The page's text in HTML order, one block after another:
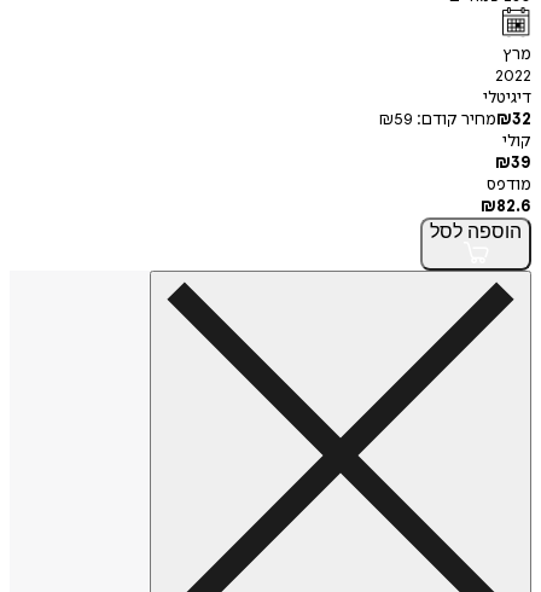
מרץ
2022
דיגיטלי
₪32 מחיר קודם: ₪59
קולי
₪39
מודפס
₪82.6
הוספה לסל